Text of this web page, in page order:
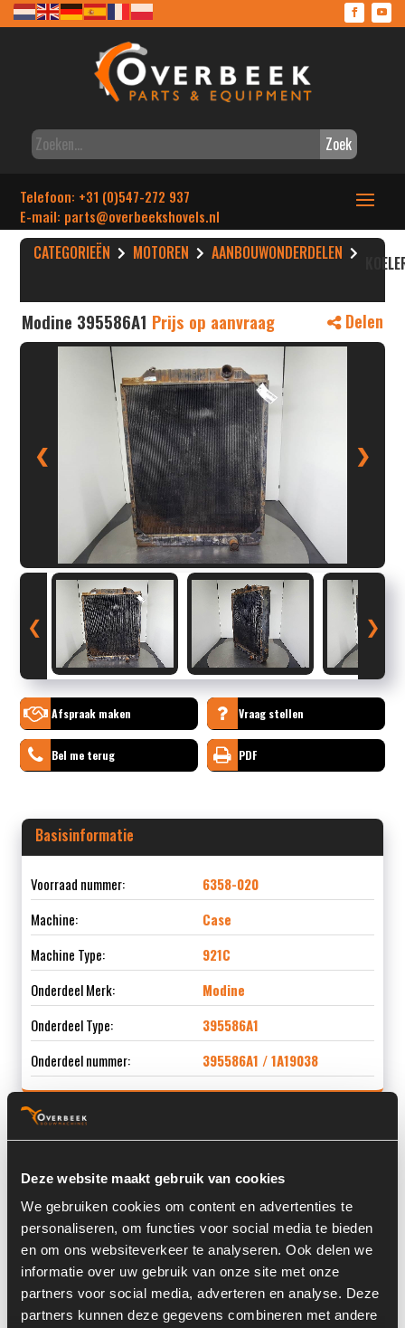
Deze website maakt gebruik van cookies
We gebruiken cookies om content en advertenties te
personaliseren, om functies voor social media te bieden
en om ons websiteverkeer te analyseren. Ook delen we
informatie over uw gebruik van onze site met onze
partners voor social media, adverteren en analyse. Deze
partners kunnen deze gegevens combineren met andere
Zoek
Telefoon: +31 (0)547-272 937
E-mail: parts@overbeekshovels.nl
CATEGORIEËN MOTOREN AANBOUWONDERDELEN
Modine 395586A1 Prijs op aanvraag Delen
❮ ❯
❮ ❯
Afspraak maken Vraag stellen
Bel me terug PDF
Basisinformatie
Voorraad nummer:
6358-020
Machine:
Case
Machine Type:
921C
Onderdeel Merk:
Modine
Onderdeel Type:
395586A1
Onderdeel nummer:
395586A1 / 1A19038
Locatie:
4C6
Serienummer:
2602135
Past op de volgende machines:
Case 921 C
Afmetingen (LxBxH) (m):
1,26 x 0,97 m